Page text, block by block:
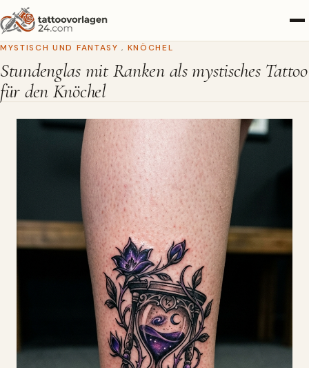
MYSTISCH UND FANTASY , KNÖCHEL
Stundenglas mit Ranken als mystisches Tattoo
für den Knöchel